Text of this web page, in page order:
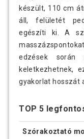
készült, 110 cm
áll, felületét
egészíti ki. A
edzések során
keletkezhetnek,
gyakorlat hosszát
TOP 5
Szórakoztató